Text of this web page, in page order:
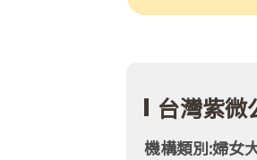
台灣紫微
機構類別:婦女